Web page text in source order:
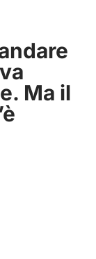
Ma il